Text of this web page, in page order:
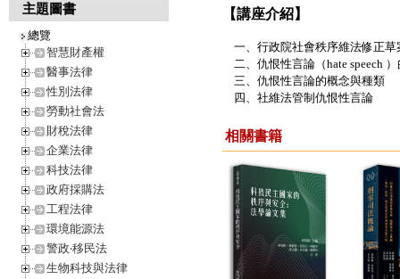
主題圖書
總覽
智慧財產權
醫事法律
性別法律
勞動社會法
財稅法律
企業法律
科技法律
政府採購法
工程法律
環境能源法
警政‧移民法
生物科技與法律
【講座介紹】
一、行政院社會秩序維法修正草
二、仇恨性言論（hate speech
三、仇恨性言論的概念與種類
四、社維法管制仇恨性言論
相關書籍